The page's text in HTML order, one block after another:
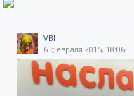
VBI
6 февраля 2015, 18:06